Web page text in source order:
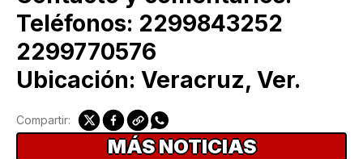
Teléfonos: 2299843252
2299770576
Ubicación: Veracruz, Ver.
Compartir:
MÁS NOTICIAS